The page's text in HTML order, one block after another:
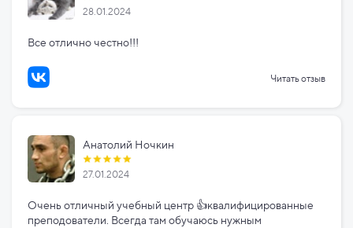
28.01.2024
Все отлично честно!!!
Читать отзыв
Анатолий Ночкин
27.01.2024
Очень отличный учебный центр 👍квалифицированные
преподователи. Всегда там обучаюсь нужным